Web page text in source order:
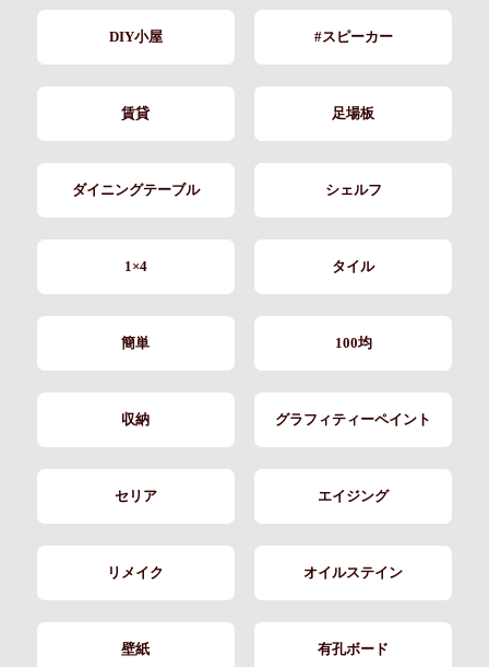
DIY小屋 #スピーカー
賃貸 足場板
ダイニングテーブル シェルフ
1×4 タイル
簡単 100均
収納 グラフィティーペイント
セリア エイジング
リメイク オイルステイン
壁紙 有孔ボード